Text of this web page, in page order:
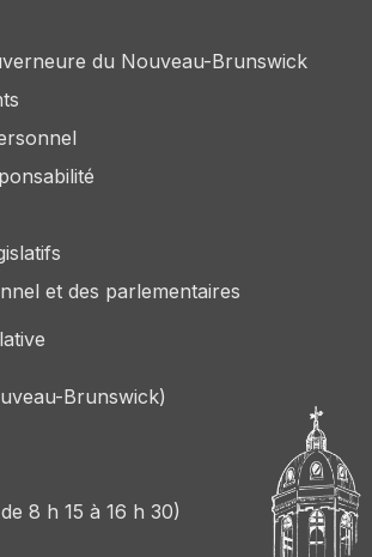
du Nouveau-Brunswick
et des parlementaires
Brunswick)
8 h 15 à 16 h 30)